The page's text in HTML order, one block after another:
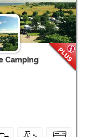
Camping